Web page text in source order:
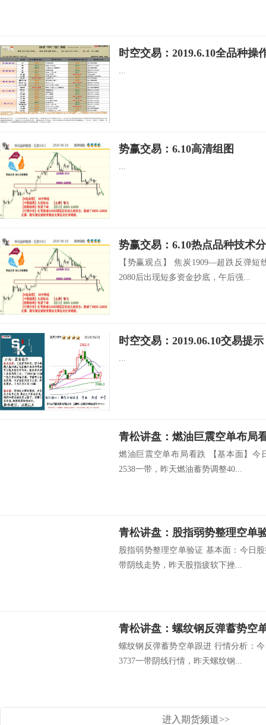
时空交易：2019.6.10全品种操
...
势赢交易：6.10高清组图
...
势赢交易：6.10热点品种技术
【势赢观点】 焦炭1909—超跌反
2080后出现短多资金抄底，午后强...
时空交易：2019.06.10交易提示
...
青松讲盘：燃油巨震空单布局
燃油巨震空单布局看跌 【基本面】今
2538一带，昨天燃油蓄势调整40...
青松讲盘：股指弱势整理空单
股指弱势整理空单验证 基本面：今日
带阴线走势，昨天股指疲软下挫...
青松讲盘：螺纹钢反弹蓄势空
螺纹钢反弹蓄势空单跟进 行情分析：
3737一带阴线行情，昨天螺纹钢...
进入期货频道>>